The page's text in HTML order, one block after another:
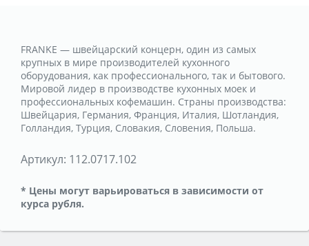
FRANKE — швейцарский концерн, один из самых
крупных в мире производителей кухонного
оборудования, как профессионального, так и бытового.
Мировой лидер в производстве кухонных моек и
профессиональных кофемашин. Страны производства:
Швейцария, Германия, Франция, Италия, Шотландия,
Голландия, Турция, Словакия, Словения, Польша.
Артикул: 112.0717.102
* Цены могут варьироваться в зависимости от
курса рубля.